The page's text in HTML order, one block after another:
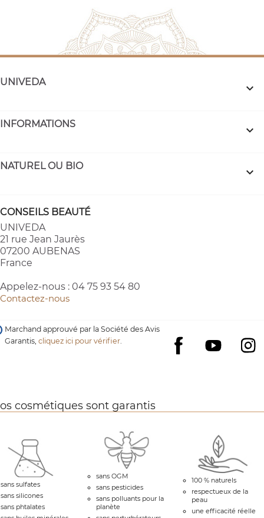
UNIVEDA 
INFORMATIONS 
NATUREL OU BIO 
CONSEILS BEAUTÉ
UNIVEDA
21 rue Jean Jaurès
07200 AUBENAS
France
Appelez-nous : 04 75 93 54 80
Contactez-nous
Facebook
YouTube
Marchand approuvé par la Société des Avis
Garantis,cliquez ici pour vérifier.
cosmétiques sont garantis
sans sulfates
sans silicones
sans phtalates
sans OGM
sans pesticides
sans polluants pour la
planète
100 % naturels
respectueux de la
peau
une efficacité réelle